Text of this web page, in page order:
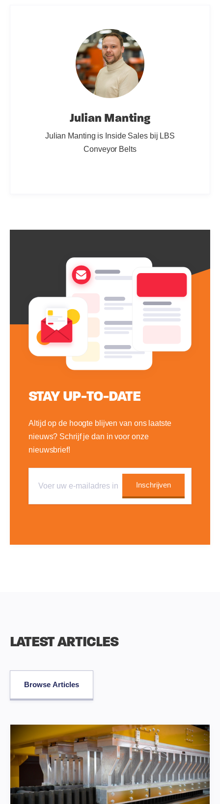
Julian Manting
Julian Manting is Inside Sales bij LBS
Conveyor Belts
STAY UP-TO-DATE
Altijd op de hoogte blijven van ons laatste
nieuws? Schrijf je dan in voor onze
nieuwsbrief!
LATEST ARTICLES
Browse Articles